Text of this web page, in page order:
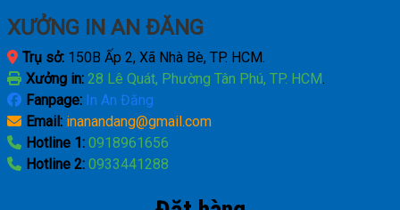
XƯỞNG IN AN ĐĂNG
Trụ sở: 150B Ấp 2, Xã Nhà Bè, TP. HCM.
Xưởng in: 28 Lê Quát, Phường Tân Phú, TP. HCM.
Fanpage: In An Đăng
Email: inanandang@gmail.com
Hotline 1: 0918961656
Hotline 2: 0933441288